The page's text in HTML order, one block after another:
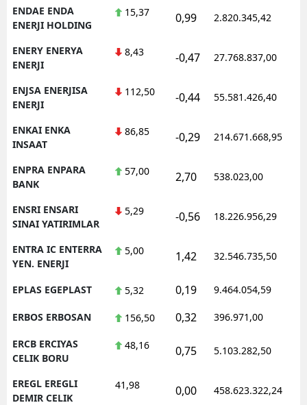
ENDAE ENDA
ENERJI HOLDING
15,37 0,99 2.820.345,42
ENERY ENERYA
ENERJI
8,43 -0,47 27.768.837,00
ENJSA ENERJISA
ENERJI
112,50 -0,44 55.581.426,40
ENKAI ENKA
INSAAT
86,85 -0,29 214.671.668,95
ENPRA ENPARA
BANK
57,00 2,70 538.023,00
ENSRI ENSARI
SINAI YATIRIMLAR
5,29 -0,56 18.226.956,29
ENTRA IC ENTERRA
YEN. ENERJI
5,00 1,42 32.546.735,50
EPLAS EGEPLAST 5,32 0,19 9.464.054,59
ERBOS ERBOSAN 156,50 0,32 396.971,00
ERCB ERCIYAS
CELIK BORU
48,16 0,75 5.103.282,50
EREGL EREGLI
DEMIR CELIK
41,98 0,00 458.623.322,24